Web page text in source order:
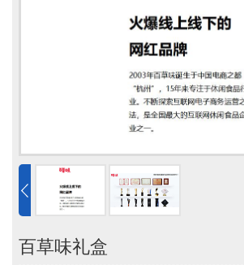
百草味礼盒